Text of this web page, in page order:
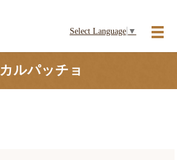
Select Language ▼
メ
カルパッチョ